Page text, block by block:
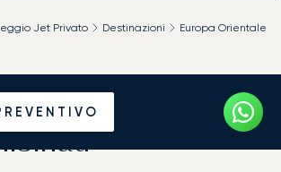
Jet Privato Destinazioni
Europa Orientale
un Jet Privato da